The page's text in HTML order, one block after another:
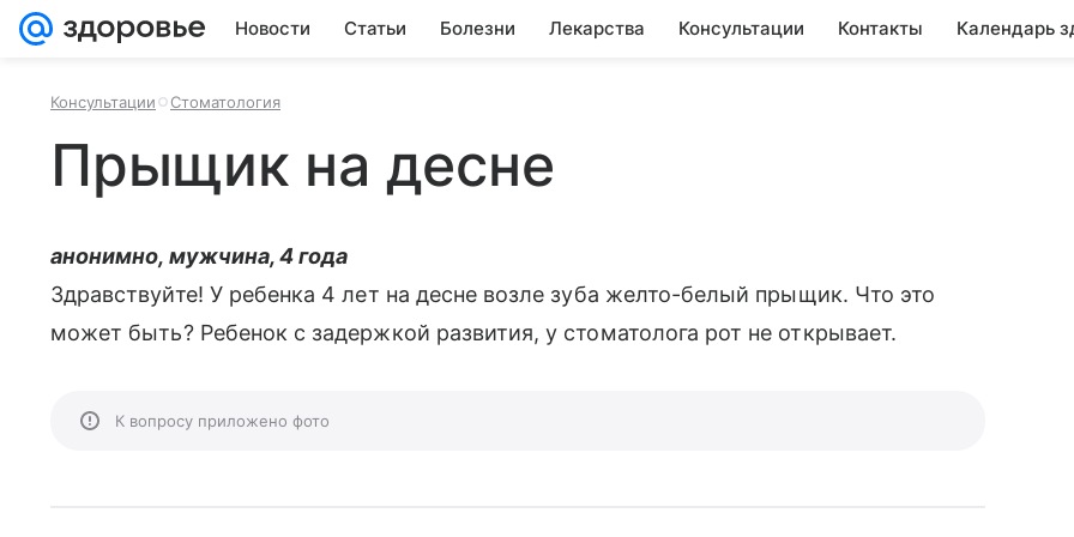
Новости Статьи Болезни Лекарства Консультации Контакты Календарь
Консультации Стоматология
Прыщик на десне
анонимно, мужчина, 4 года
Здравствуйте! У ребенка 4 лет на десне возле зуба желто-белый прыщик. Что это
может быть? Ребенок с задержкой развития, у стоматолога рот не открывает.
К вопросу приложено фото